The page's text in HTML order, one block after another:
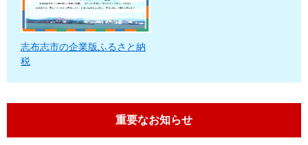
志布志市の企業版ふるさと納
税
重要なお知らせ